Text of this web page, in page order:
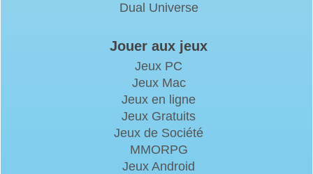
Dual Universe
Jouer aux jeux
Jeux PC
Jeux Mac
Jeux en ligne
Jeux Gratuits
Jeux de Société
MMORPG
Jeux Android